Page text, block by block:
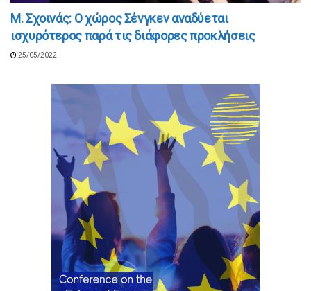
Μ. Σχοινάς: Ο χώρος Σένγκεν αναδύεται
ισχυρότερος παρά τις διάφορες προκλήσεις
25/05/2022